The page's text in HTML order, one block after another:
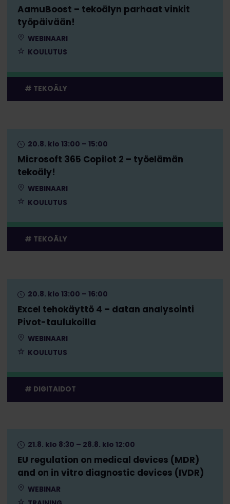
AamuBoost – tekoälyn parhaat vinkit
työpäivään!
WEBINAARI
KOULUTUS
TEKOÄLY
Microsoft 365 Copilot 2 – työelämän
tekoäly!
20.8. klo 13:00 – 15:00
WEBINAARI
KOULUTUS
TEKOÄLY
Excel tehokäyttö 4 – datan analysointi
Pivot-taulukoilla
20.8. klo 13:00 – 16:00
WEBINAARI
KOULUTUS
DIGITAIDOT
EU regulation on medical devices (MDR)
and on in vitro diagnostic devices (IVDR)
21.8. klo 8:30 – 28.8. klo 12:00
WEBINAR